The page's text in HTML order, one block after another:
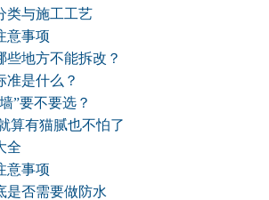
类与施工工艺
意事项
些地方不能拆改？
准是什么？
”要不要选？
算有猫腻也不怕了
全
意事项
是否需要做防水